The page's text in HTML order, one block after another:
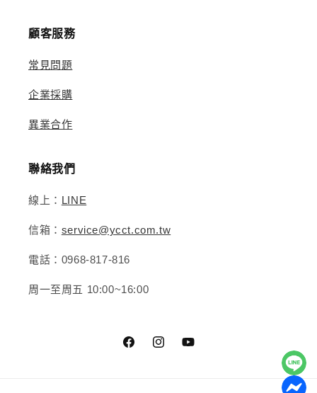
顧客服務
常見問題
企業採購
異業合作
聯絡我們
線上： LINE
信箱： service@ycct.com.tw
電話：0968-817-816
周一至周五 10:00~16:00
FacebookInstagramYouTube